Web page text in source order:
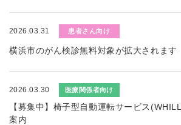
2026.03.31 患者さん向け
横浜市のがん検診無料対象が拡大されます
2026.03.30 医療関係者向け
【募集中】椅子型自動運転サービス
案内